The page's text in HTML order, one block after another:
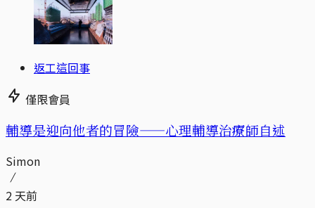
返工這回事
僅限會員
輔導是迎向他者的冒險——心理輔導治療師自述
Simon
2 天前